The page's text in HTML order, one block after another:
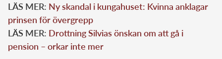
LÄS MER: Ny skandal i kungahuset: Kvinna anklagar
prinsen för övergrepp
LÄS MER: Drottning Silvias önskan om att gå i
pension – orkar inte mer